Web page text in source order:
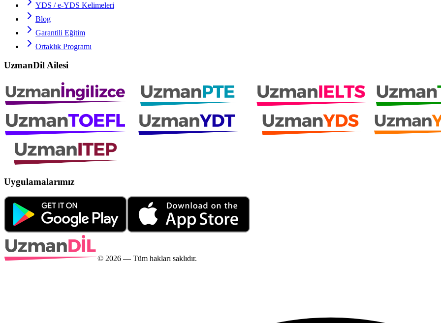
YDS / e-YDS Kelimeleri
Blog
Garantili Eğitim
Ortaklık Programı
UzmanDil Ailesi
Uygulamalarımız
© 2026 — Tüm hakları saklıdır.